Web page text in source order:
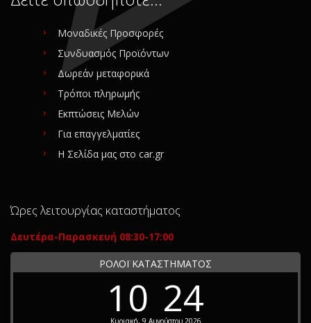
Μοναδικές Προσφορές
Συνδυασμός Προϊόντων
Δωρεάν μεταφορικά
Τρόποι πληρωμής
Εκπτώσεις Μελών
Για επαγγελματίες
Η Σελίδα μας στο car.gr
Ώρες λειτουργίας καταστήματος
Δευτέρα-Παρασκευή 08:30-17:00
ΡΟΛΟΪ ΚΑΤΑΣΤΗΜΑΤΟΣ
10 24
Κυριακή, 9 Αυγούστου 2026